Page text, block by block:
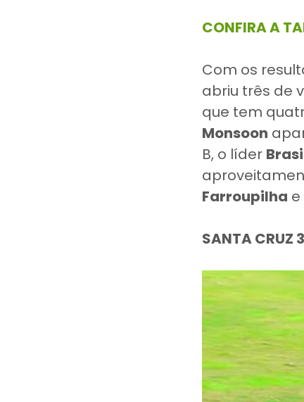
CONFIRA A
Com os
abriu três de
que tem
Monsoon
B, o líder
Farroupilha
SANTA CRUZ